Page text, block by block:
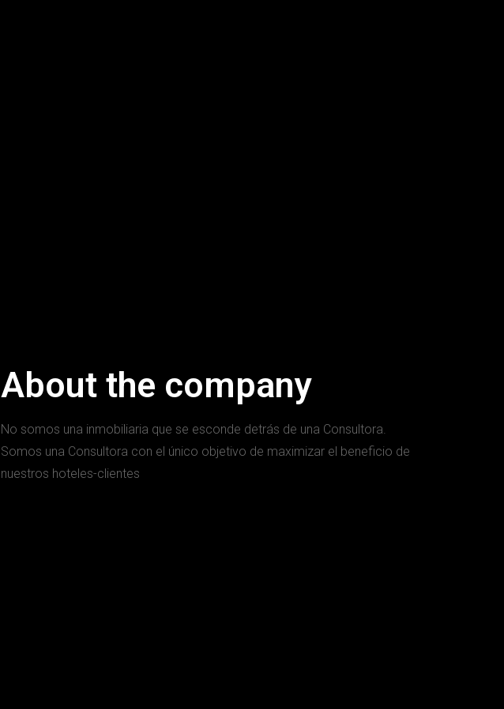
About the company
No somos una inmobiliaria que se esconde detrás de una Consultora.
Somos una Consultora con el único objetivo de maximizar el beneficio de
nuestros hoteles-clientes